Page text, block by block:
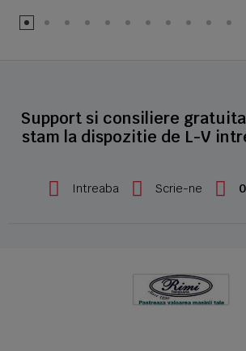
Support si consiliere
stam la dispozitie de L-V
Intreaba Scrie-ne